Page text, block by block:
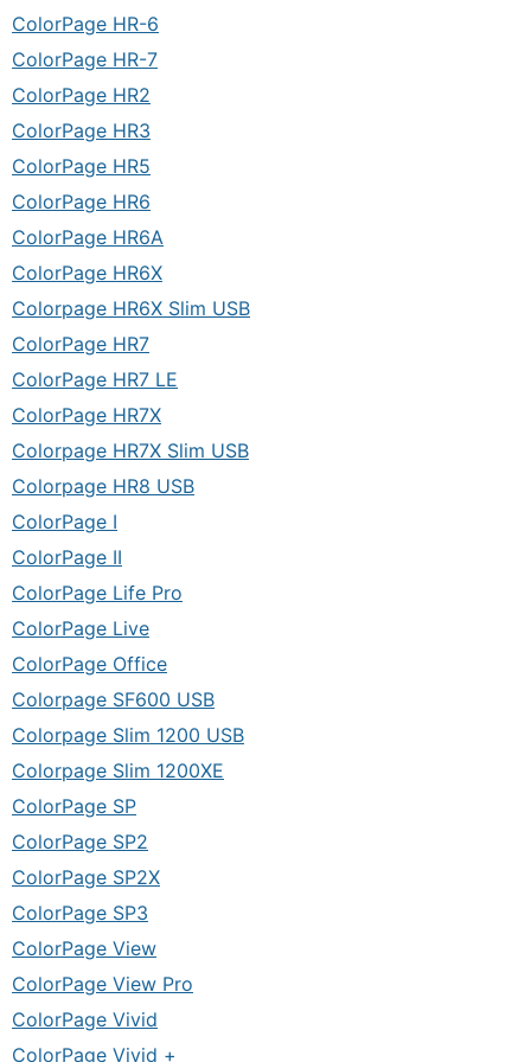
ColorPage HR-6
ColorPage HR-7
ColorPage HR2
ColorPage HR3
ColorPage HR5
ColorPage HR6
ColorPage HR6A
ColorPage HR6X
Colorpage HR6X Slim USB
ColorPage HR7
ColorPage HR7 LE
ColorPage HR7X
Colorpage HR7X Slim USB
Colorpage HR8 USB
ColorPage I
ColorPage II
ColorPage Life Pro
ColorPage Live
ColorPage Office
Colorpage SF600 USB
Colorpage Slim 1200 USB
Colorpage Slim 1200XE
ColorPage SP
ColorPage SP2
ColorPage SP2X
ColorPage SP3
ColorPage View
ColorPage View Pro
ColorPage Vivid
ColorPage Vivid +